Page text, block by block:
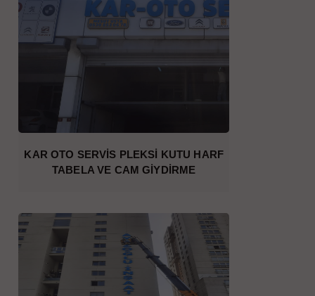
KAR OTO SERVİS PLEKSİ KUTU HARF
TABELA VE CAM GİYDİRME